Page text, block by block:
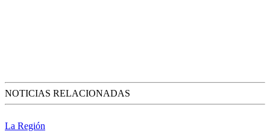
NOTICIAS RELACIONADAS
La Región